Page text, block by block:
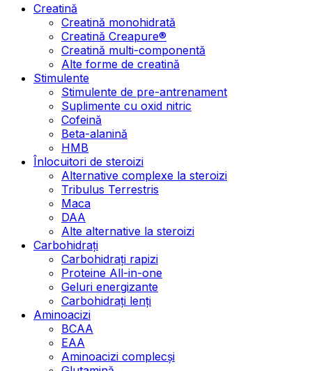
Creatină
Creatină monohidrată
Creatină Creapure®
Creatină multi-componentă
Alte forme de creatină
Stimulente
Stimulente de pre-antrenament
Suplimente cu oxid nitric
Cofeină
Beta-alanină
HMB
Înlocuitori de steroizi
Alternative complexe la steroizi
Tribulus Terrestris
Maca
DAA
Alte alternative la steroizi
Carbohidrați
Carbohidrați rapizi
Proteine All-in-one
Geluri energizante
Carbohidrați lenți
Aminoacizi
BCAA
EAA
Aminoacizi complecși